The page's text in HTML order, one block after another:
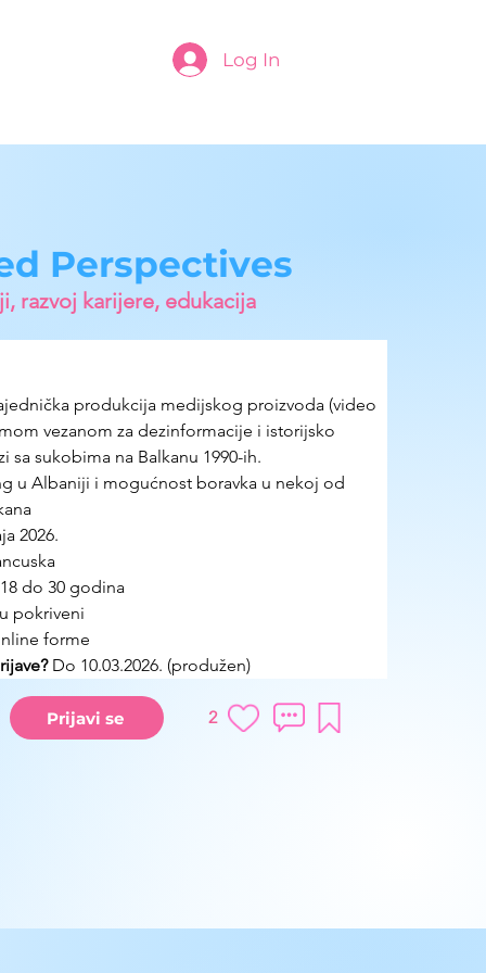
Log In
Perspectives
razvoj karijere, edukacija
produkcija medijskog proizvoda (video
vezanom za dezinformacije i istorijsko
sa sukobima na Balkanu 1990-ih.
u Albaniji i mogućnost boravka u nekoj od
2026.
do 30 godina
pokriveni
forme
Do 10.03.2026. (produžen)
Prijavi se 2